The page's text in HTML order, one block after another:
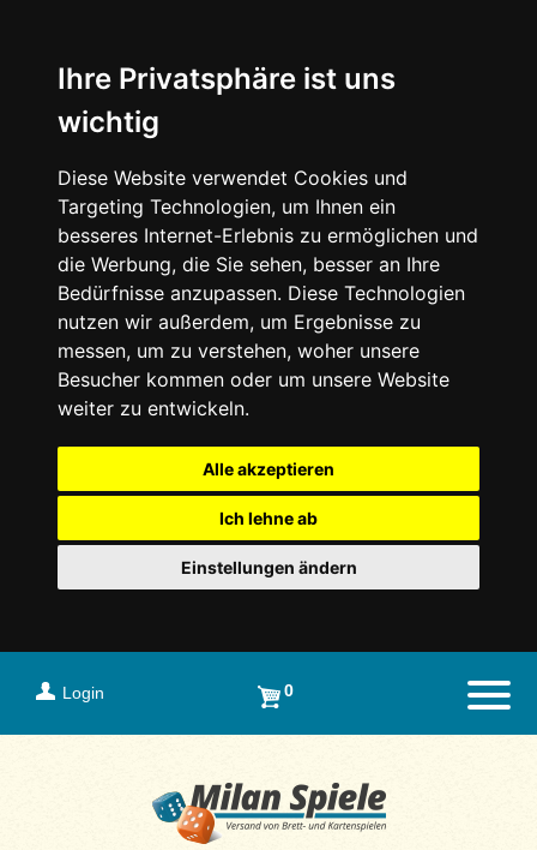
Ihre Privatsphäre ist uns
wichtig
Diese Website verwendet Cookies und
Targeting Technologien, um Ihnen ein
besseres Internet-Erlebnis zu ermöglichen und
die Werbung, die Sie sehen, besser an Ihre
Bedürfnisse anzupassen. Diese Technologien
nutzen wir außerdem, um Ergebnisse zu
messen, um zu verstehen, woher unsere
Besucher kommen oder um unsere Website
weiter zu entwickeln.
Alle akzeptieren
Ich lehne ab
Einstellungen ändern
Login 0